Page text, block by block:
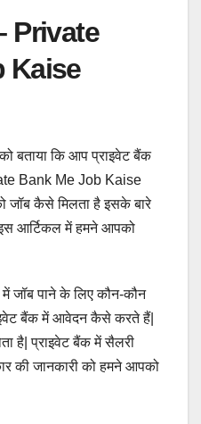
Private
Kaise
बताया कि आप प्राइवेट बैंक
Bank Me Job Kaise
जॉब कैसे मिलता है इसके बारे
आर्टिकल में हमने आपको
जॉब पाने के लिए कौन-कौन
बैंक में आवेदन कैसे करते हैं|
है| प्राइवेट बैंक में सैलरी
की जानकारी को हमने आपको